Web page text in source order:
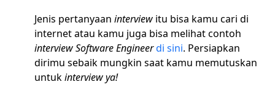
Jenis pertanyaan interview itu bisa kamu cari di
internet atau kamu juga bisa melihat contoh
interview Software Engineerdi sini. Persiapkan
dirimu sebaik mungkin saat kamu memutuskan
untukinterview ya!